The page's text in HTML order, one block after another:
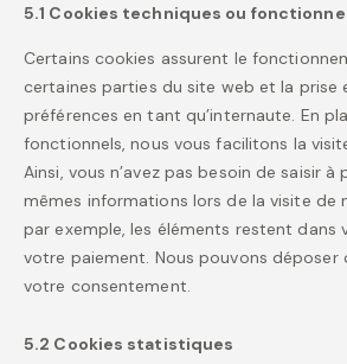
5.1 Cookies techniques ou
Certains cookies assurent le
certaines parties du site web et la prise
préférences en tant qu’internaute. En
fonctionnels, nous vous facilitons la
Ainsi, vous n’avez pas besoin de saisir à
mêmes informations lors de la visite de
par exemple, les éléments restent dans
votre paiement. Nous pouvons déposer
votre consentement.
5.2 Cookies statistiques